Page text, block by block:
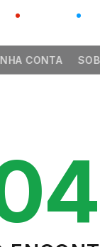
CHINA
CONTA